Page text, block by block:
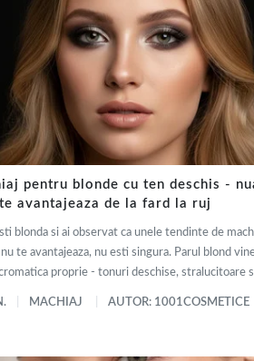
pentru blonde cu ten deschis -
avantajeaza de la fard la ruj
blonda si ai observat ca unele tendinte de
te avantajeaza, nu esti singura. Parul blond
proprie - tonuri deschise, stralucitoare
MACHIAJ AUTOR: 1001COSMETICE